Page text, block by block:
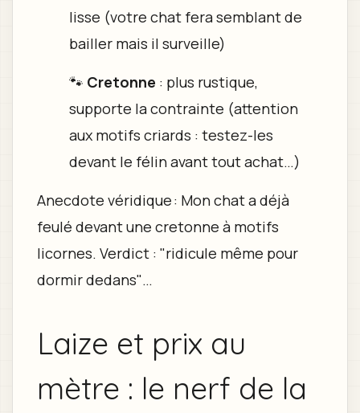
lisse (votre chat fera semblant de
bailler mais il surveille)
🐾 Cretonne : plus rustique,
supporte la contrainte (attention
aux motifs criards : testez-les
devant le félin avant tout achat…)
Anecdote véridique : Mon chat a déjà
feulé devant une cretonne à motifs
licornes. Verdict : "ridicule même pour
dormir dedans"…
Laize et prix au
mètre : le nerf de la